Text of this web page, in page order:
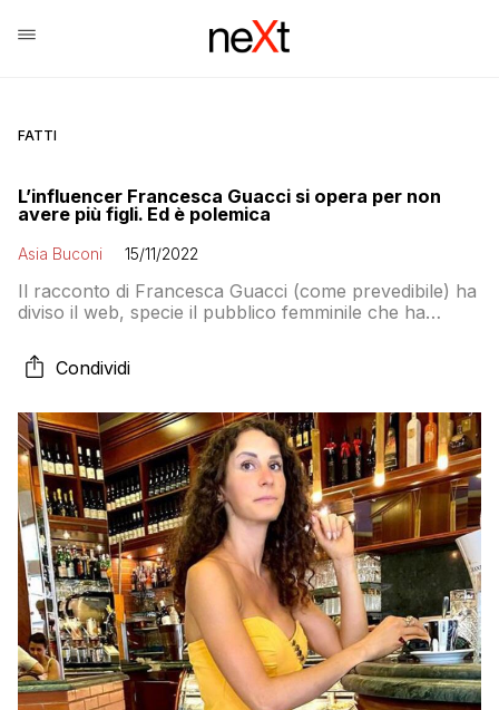
FATTI
L’influencer Francesca Guacci si opera per non
avere più figli. Ed è polemica
Asia Buconi 15/11/2022
Il racconto di Francesca Guacci (come prevedibile) ha
diviso il web, specie il pubblico femminile che ha
Condividi